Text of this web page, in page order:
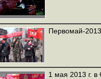
Первомай-
1 мая 2013 г. в